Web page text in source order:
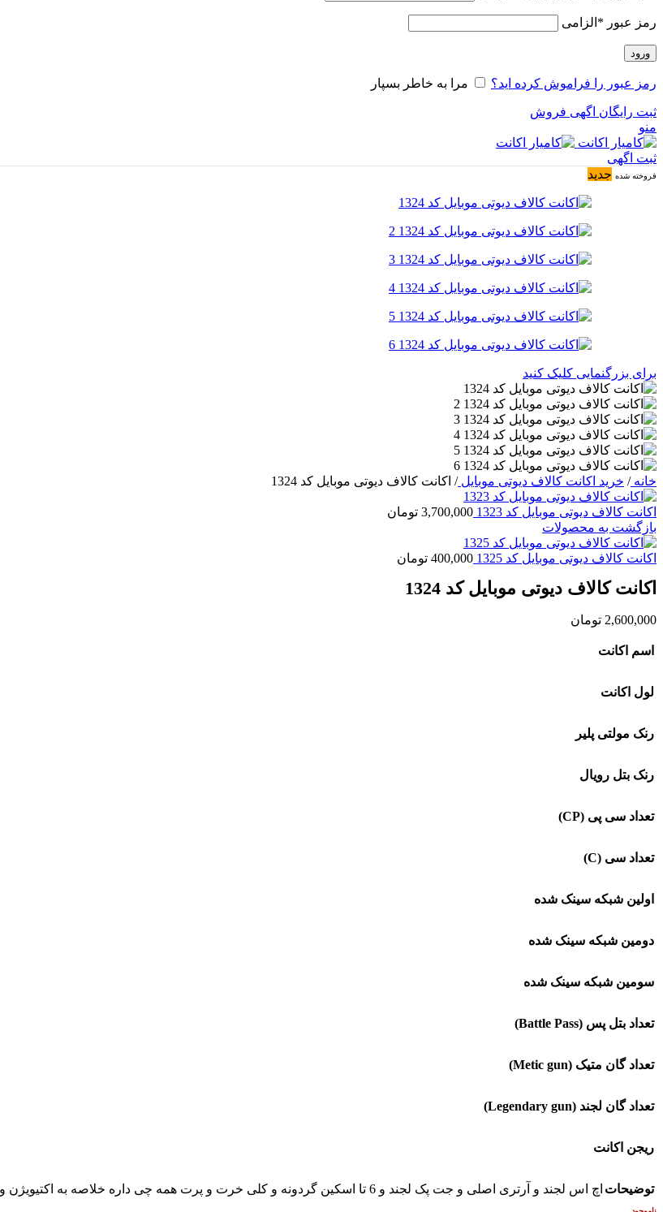
رمز عبور * الزامی
ورود
رمز عبور را فراموش کرده اید؟ مرا به خاطر بسپار
ثبت رایگان اگهی فروش
منو
ثبت اگهی
فروخته شده جدید
برای بزرگنمایی کلیک کنید
خانه/ خرید اکانت کالاف دیوتی موبایل/ اکانت کالاف دیوتی موبایل کد 1324
اکانت کالاف دیوتی موبایل کد 1323 3,700,000 تومان
بازگشت به محصولات
اکانت کالاف دیوتی موبایل کد 1325 400,000 تومان
اکانت کالاف دیوتی موبایل کد 1324
2,600,000 تومان
اسم اکانت
لول اکانت
رنک مولتی پلیر
رنک بتل رویال
تعداد سی پی (CP)
تعداد سی (C)
اولین شبکه سینک شده
دومین شبکه سینک شده
سومین شبکه سینک شده
تعداد بتل پس (Battle Pass)
تعداد گان متیک (Metic gun)
تعداد گان لجند (Legendary gun)
ریجن اکانت
توضیحات اچ اس لجند و آرتری اصلی و جت پک لجند و 6 تا اسکین گردونه و کلی خرت و پرت همه چی داره خلاصه به اکتیویژن وصله فقط ایمیل و رمزش قابل تغییره